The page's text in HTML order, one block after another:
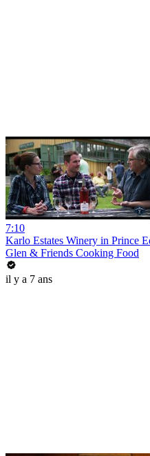
7:10
Karlo Estates Winery in Prince
Glen & Friends Cooking Food
il y a 7 ans